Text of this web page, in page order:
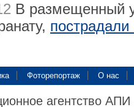
В размещенный
Фоторепортаж О нас
агентство